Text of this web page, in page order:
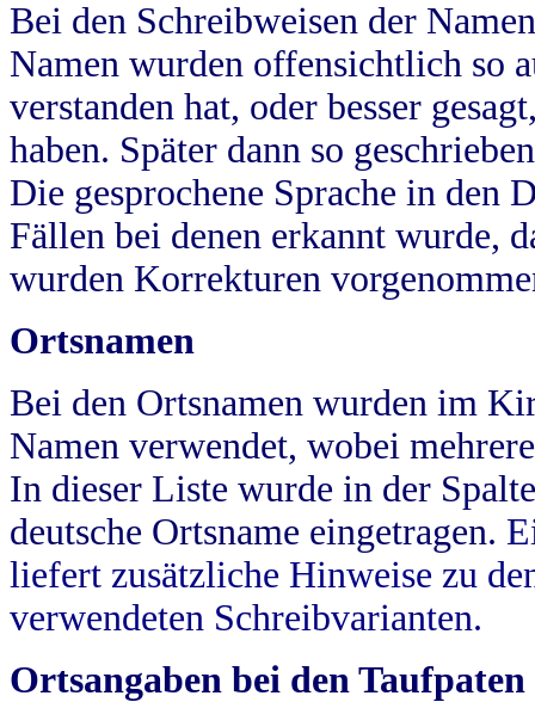
Bei den Schreibweisen der
Namen wurden offensichtlich so
verstanden hat, oder besser
haben. Später dann so
Die gesprochene Sprache in
Fällen bei denen erkannt wurde,
wurden Korrekturen
Ortsnamen
Bei den Ortsnamen wurden im
Namen verwendet, wobei
In dieser Liste wurde in der
deutsche Ortsname eingetragen.
liefert zusätzliche Hinweise zu
verwendeten Schreibvarianten.
Ortsangaben bei den Taufpaten